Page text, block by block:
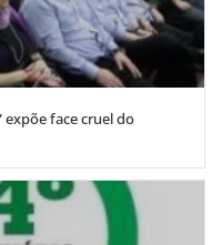
expõe face cruel do